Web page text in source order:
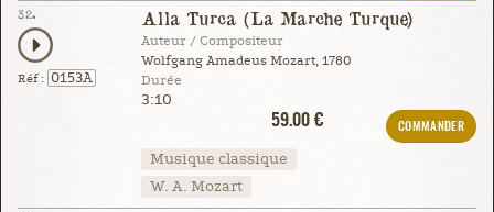
32.
Réf : 0153A
Alla Turca (La Marche Turque)
Auteur / Compositeur
Wolfgang Amadeus Mozart, 1780
Durée
3:10
59.00 €
COMMANDER
Musique classique
W. A. Mozart